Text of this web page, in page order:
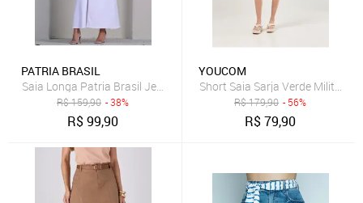
PATRIA BRASIL
Saia Longa Patria Brasil Jeans Branca Feminina Cós Alto Fenda
R$159,90 - 38%
R$99,90
YOUCOM
Short Saia Sarja Verde Militar
R$179,90 - 56%
R$79,90